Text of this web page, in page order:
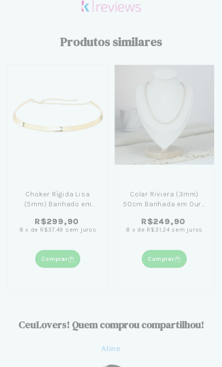
Produtos similares
Choker Rígida Lisa
(5mm) Banhado em
Santos
R$299,90
8 x de R$37,49 sem juros
Comprar
Colar Riviera (3mm)
50cm Banhada em Ouro
R$249,90
8 x de R$31,24 sem juros
Comprar
CeuLovers! Quem comprou compartilhou!
Aline